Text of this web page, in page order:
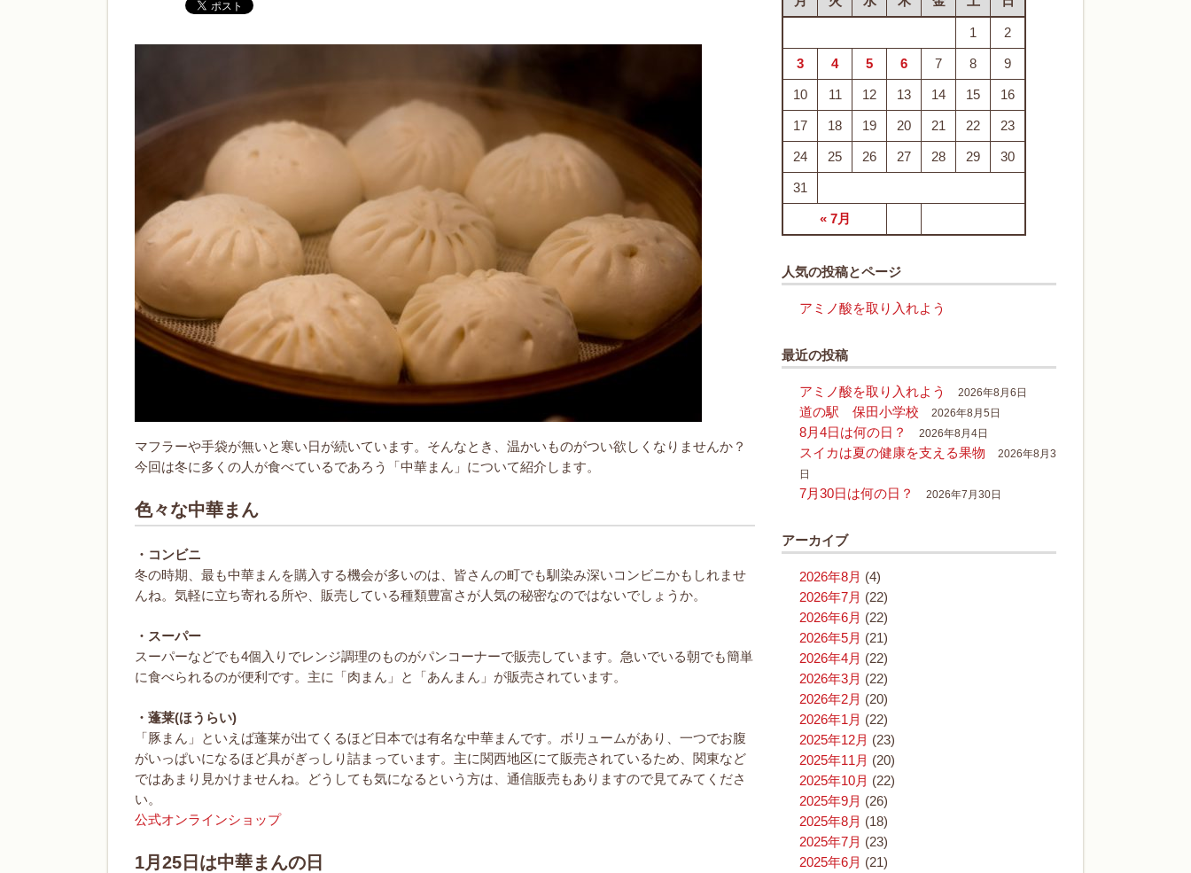
マフラーや手袋が無いと寒い日が続いています。そんなとき、温かいものがつい欲しくなりませんか？
今回は冬に多くの人が食べているであろう「中華まん」について紹介します。
色々な中華まん
・コンビニ
冬の時期、最も中華まんを購入する機会が多いのは、皆さんの町でも馴染み深いコンビニかもしれませ
んね。気軽に立ち寄れる所や、販売している種類豊富さが人気の秘密なのではないでしょうか。
・スーパー
スーパーなどでも4個入りでレンジ調理のものがパンコーナーで販売しています。急いでいる朝でも簡単
に食べられるのが便利です。主に「肉まん」と「あんまん」が販売されています。
・蓬莱(ほうらい)
「豚まん」といえば蓬莱が出てくるほど日本では有名な中華まんです。ボリュームがあり、一つでお腹
がいっぱいになるほど具がぎっしり詰まっています。主に関西地区にて販売されているため、関東など
ではあまり見かけませんね。どうしても気になるという方は、通信販売もありますので見てみてくださ
い。
公式オンラインショップ
1月25日は中華まんの日
« 7月
1 2
3 4 5 6 7 8 9
10 11 12 13 14 15 16
17 18 19 20 21 22 23
24 25 26 27 28 29 30
31
人気の投稿とページ
アミノ酸を取り入れよう
最近の投稿
アミノ酸を取り入れよう 2026年8月6日
道の駅 保田小学校 2026年8月5日
8月4日は何の日？ 2026年8月4日
スイカは夏の健康を支える果物
2026年8月3
日
7月30日は何の日？ 2026年7月30日
アーカイブ
2026年8月 (4)
2026年7月 (22)
2026年6月 (22)
2026年5月 (21)
2026年4月 (22)
2026年3月 (22)
2026年2月 (20)
2026年1月 (22)
2025年12月 (23)
2025年11月 (20)
2025年10月 (22)
2025年9月 (26)
2025年8月 (18)
2025年7月 (23)
2025年6月 (21)